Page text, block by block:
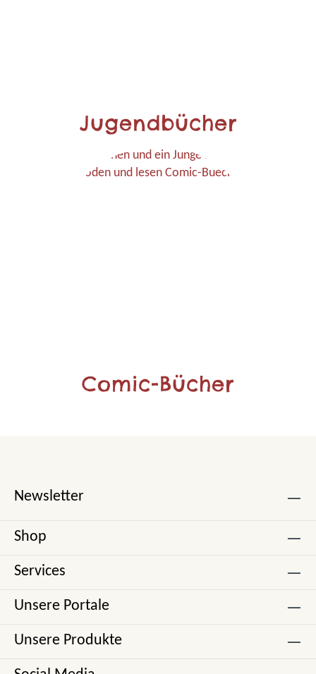
Jugendbücher
Comic-Bücher
Newsletter
Shop
Services
Unsere Portale
Unsere Produkte